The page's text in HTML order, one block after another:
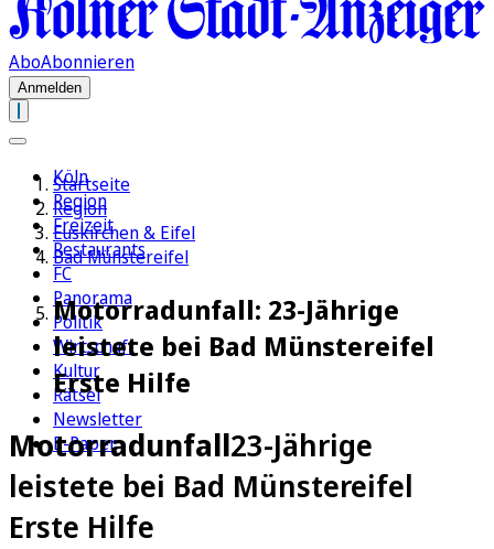
AboAbonnieren
Anmelden
Köln
Region
Freizeit
Restaurants
FC
Panorama
Politik
Wirtschaft
Kultur
Rätsel
Newsletter
E-Paper
Startseite
Region
Euskirchen & Eifel
Bad Münstereifel
Motorradunfall: 23-Jährige
leistete bei Bad Münstereifel
Erste Hilfe
Motorradunfall23-Jährige
leistete bei Bad Münstereifel
Erste Hilfe